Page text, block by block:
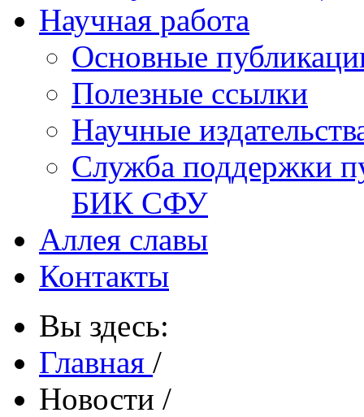
Научная работа
Основные
Полезные ссылки
Научные
Служба поддержки
БИК СФУ
Аллея славы
Контакты
Вы здесь:
Главная /
Новости /